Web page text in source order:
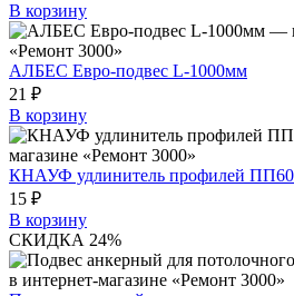
В корзину
АЛБЕС Евро-подвес L-1000мм
21 ₽
В корзину
КНАУФ удлинитель профилей
15 ₽
В корзину
СКИДКА 24%